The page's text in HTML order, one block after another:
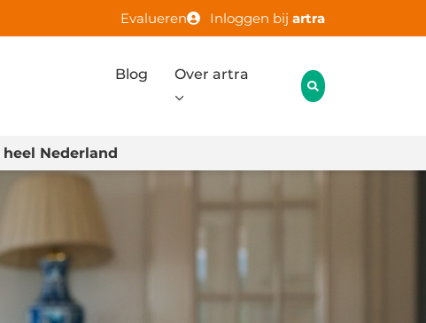
Evalueren Inloggen bij artra
Blog Over artra
heel Nederland